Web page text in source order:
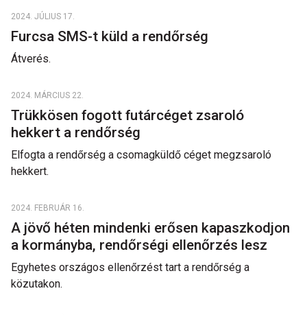
2024. JÚLIUS 17.
Furcsa SMS-t küld a rendőrség
Átverés.
2024. MÁRCIUS 22.
Trükkösen fogott futárcéget zsaroló
hekkert a rendőrség
Elfogta a rendőrség a csomagküldő céget megzsaroló
hekkert.
2024. FEBRUÁR 16.
A jövő héten mindenki erősen kapaszkodjon
a kormányba, rendőrségi ellenőrzés lesz
Egyhetes országos ellenőrzést tart a rendőrség a
közutakon.